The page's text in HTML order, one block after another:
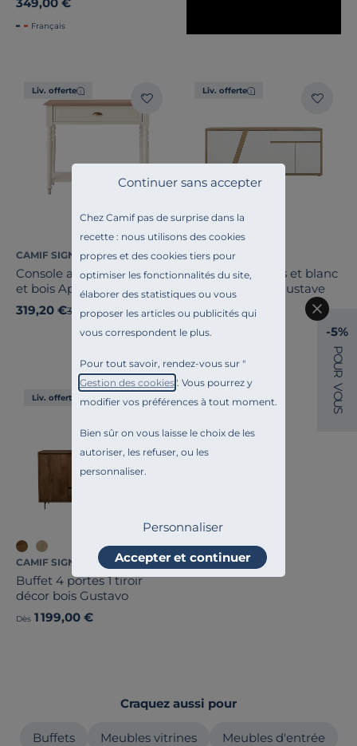
Chez Camif pas de surprise dans la
recette : nous utilisons des cookies
propres et des cookies tiers pour
optimiser les fonctionnalités du site,
élaborer des statistiques ou vous
proposer les articles ou publicités qui
vous correspondent le plus.
Pour tout savoir, rendez-vous sur "
Gestion des cookies". Vous pourrez y
modifier vos préférences à tout moment.
Bien sûr on vous laisse le choix de les
autoriser, les refuser, ou les
personnaliser.
Continuer sans accepter
Personnaliser
Accepter et continuer
Français
Liv. offerte
CAMIF SIGNATURE
Console avec tiroir blanc
et bois Apolline
319,20 €Ancien prix
399,00 € -20%
Liv. offerte
CAMIF SIGNATURE
Buffet décor bois et blanc
4 portes 1 tiroir Gustave
849,00 €
Français
Liv. offerte
CAMIF SIGNATURE
Buffet 4 portes 1 tiroir
décor bois Gustavo
Dès 1 199,00 €
Craquez aussi pour
Buffets Meubles vitrines Meubles d'entrée
-5%
P
O
U
R
V
O
U
S